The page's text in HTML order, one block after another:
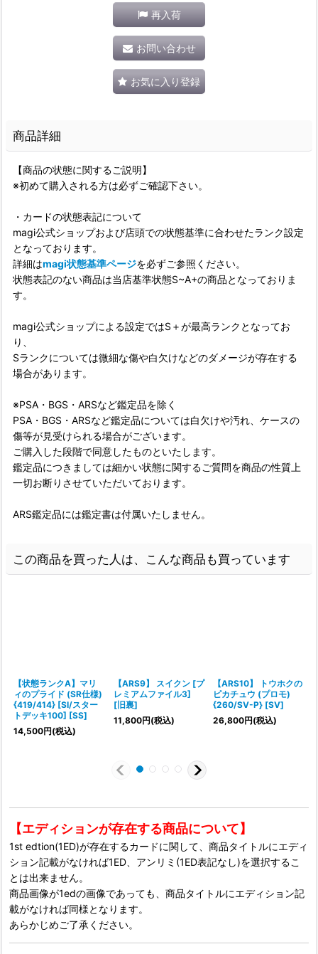
再入荷
お問い合わせ
お気に入り登録
商品詳細
【商品の状態に関するご説明】
※初めて購入される方は必ずご確認下さい。
・カードの状態表記について
magi公式ショップおよび店頭での状態基準に合わせたランク設定
となっております。
詳細はmagi状態基準ページを必ずご参照ください。
状態表記のない商品は当店基準状態S~A+の商品となっておりま
す。
magi公式ショップによる設定ではS＋が最高ランクとなってお
り、
Sランクについては微細な傷や白欠けなどのダメージが存在する
場合があります。
※PSA・BGS・ARSなど鑑定品を除く
PSA・BGS・ARSなど鑑定品については白欠けや汚れ、ケースの
傷等が見受けられる場合がございます。
ご購入した段階で同意したものといたします。
鑑定品につきましては細かい状態に関するご質問を商品の性質上
一切お断りさせていただいております。
ARS鑑定品には鑑定書は付属いたしません。
この商品を買った人は、こんな商品も買っています
【状態ランクA】マリ
ィのプライド (SR仕様)
{419/414} [SI/スター
トデッキ100] [SS]
14,500円(税込)
【ARS9】 スイクン [プ
レミアムファイル3]
[旧裏]
11,800円(税込)
【ARS10】 トウホクの
ピカチュウ (プロモ)
{260/SV-P} [SV]
26,800円(税込)
【エディションが存在する商品について】
1st edtion(1ED)が存在するカードに関して、商品タイトルにエディ
ション記載がなければ1ED、アンリミ(1ED表記なし)を選択するこ
とは出来ません。
商品画像が1edの画像であっても、商品タイトルにエディション記
載がなければ同様となります。
あらかじめご了承ください。